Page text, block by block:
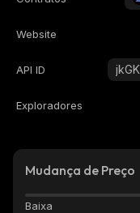
Website
API ID
Exploradores
Mudança de Preço
Baixa